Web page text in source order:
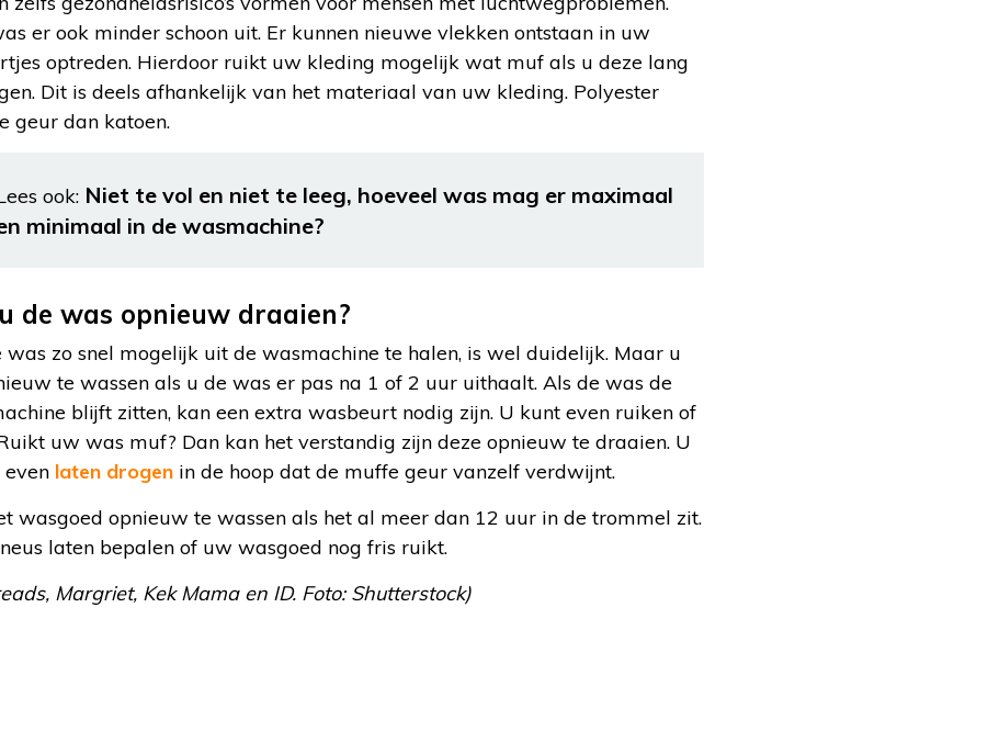
er ook minder schoon uit. Er kunnen nieuwe vlekken ontstaan in uw
optreden. Hierdoor ruikt uw kleding mogelijk wat muf als u deze lang
Dit is deels afhankelijk van het materiaal van uw kleding. Polyester
geur dan katoen.
ook: Niet te vol en niet te leeg, hoeveel was mag er maximaal
minimaal in de wasmachine?
de was opnieuw draaien?
was zo snel mogelijk uit de wasmachine te halen, is wel duidelijk. Maar u
te wassen als u de was er pas na 1 of 2 uur uithaalt. Als de was de
blijft zitten, kan een extra wasbeurt nodig zijn. U kunt even ruiken of
uw was muf? Dan kan het verstandig zijn deze opnieuw te draaien. U
laten drogen in de hoop dat de muffe geur vanzelf verdwijnt.
wasgoed opnieuw te wassen als het al meer dan 12 uur in de trommel zit.
laten bepalen of uw wasgoed nog fris ruikt.
Margriet, Kek Mama en ID. Foto: Shutterstock)